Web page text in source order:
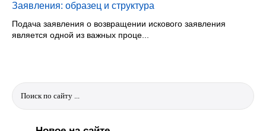
Заявления: образец и структура
Подача заявления о возвращении искового заявления
является одной из важных проце...